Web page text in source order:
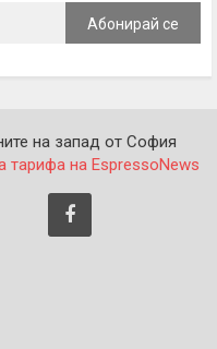
Абонирай се
на запад от София
тарифа на EspressoNews